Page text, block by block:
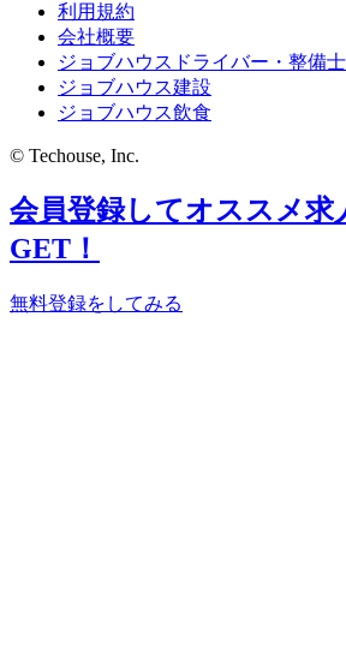
利用規約
会社概要
ジョブハウスドライバー・整備士
ジョブハウス建設
ジョブハウス飲食
© Techouse, Inc.
会員登録してオススメ求
GET！
無料登録をしてみる